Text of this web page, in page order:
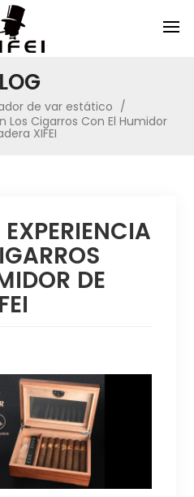
de var estático /
Los Cigarros Con El Humidor
XIFEI
DE